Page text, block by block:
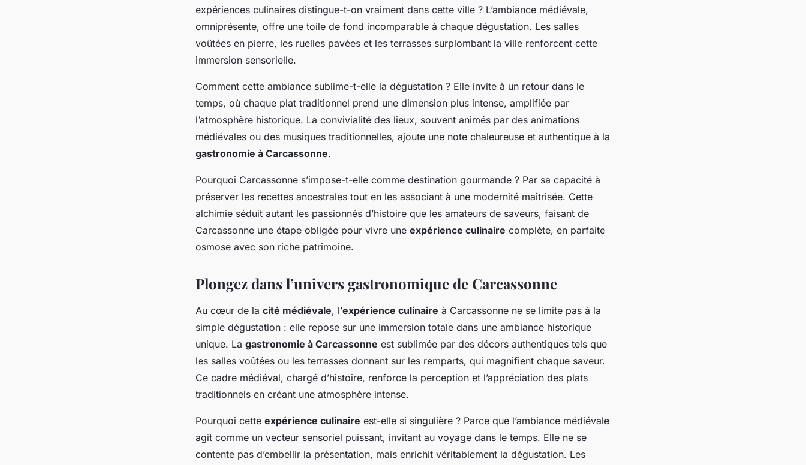
expériences culinaires distingue-t-on vraiment dans cette ville ? L’ambiance médiévale,
omniprésente, offre une toile de fond incomparable à chaque dégustation. Les salles
voûtées en pierre, les ruelles pavées et les terrasses surplombant la ville renforcent cette
immersion sensorielle.
Comment cette ambiance sublime-t-elle la dégustation ? Elle invite à un retour dans le
temps, où chaque plat traditionnel prend une dimension plus intense, amplifiée par
l’atmosphère historique. La convivialité des lieux, souvent animés par des animations
médiévales ou des musiques traditionnelles, ajoute une note chaleureuse et authentique à la
gastronomie à Carcassonne.
Pourquoi Carcassonne s’impose-t-elle comme destination gourmande ? Par sa capacité à
préserver les recettes ancestrales tout en les associant à une modernité maîtrisée. Cette
alchimie séduit autant les passionnés d’histoire que les amateurs de saveurs, faisant de
Carcassonne une étape obligée pour vivre une expérience culinaire complète, en parfaite
osmose avec son riche patrimoine.
Plongez dans l’univers gastronomique de Carcassonne
Au cœur de la cité médiévale, l’expérience culinaire à Carcassonne ne se limite pas à la
simple dégustation : elle repose sur une immersion totale dans une ambiance historique
unique. La gastronomie à Carcassonne est sublimée par des décors authentiques tels que
les salles voûtées ou les terrasses donnant sur les remparts, qui magnifient chaque saveur.
Ce cadre médiéval, chargé d’histoire, renforce la perception et l’appréciation des plats
traditionnels en créant une atmosphère intense.
Pourquoi cette expérience culinaire est-elle si singulière ? Parce que l’ambiance médiévale
agit comme un vecteur sensoriel puissant, invitant au voyage dans le temps. Elle ne se
contente pas d’embellir la présentation, mais enrichit véritablement la dégustation. Les